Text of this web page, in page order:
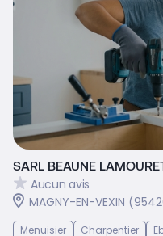
SARL BEAUNE
Aucun avis
MAGNY-EN-VEXIN
Menuisier Charpentier